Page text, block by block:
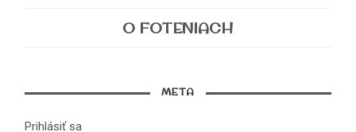
O FOTENIACH
META
Prihlásiť sa